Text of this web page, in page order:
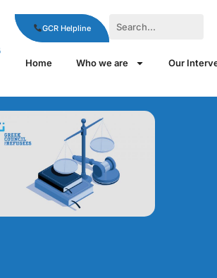
GCR Helpline
Home Who we are Our